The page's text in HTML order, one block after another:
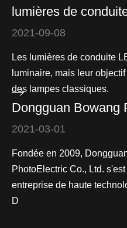
lumières de
2021-09-08
Les lumières de conduite
luminaire, mais leur
des lampes classiques.
Dongguan Bowang
2021-03-01
Fondée en 2009,
PhotoElectric Co., Ltd.
entreprise de haute
D